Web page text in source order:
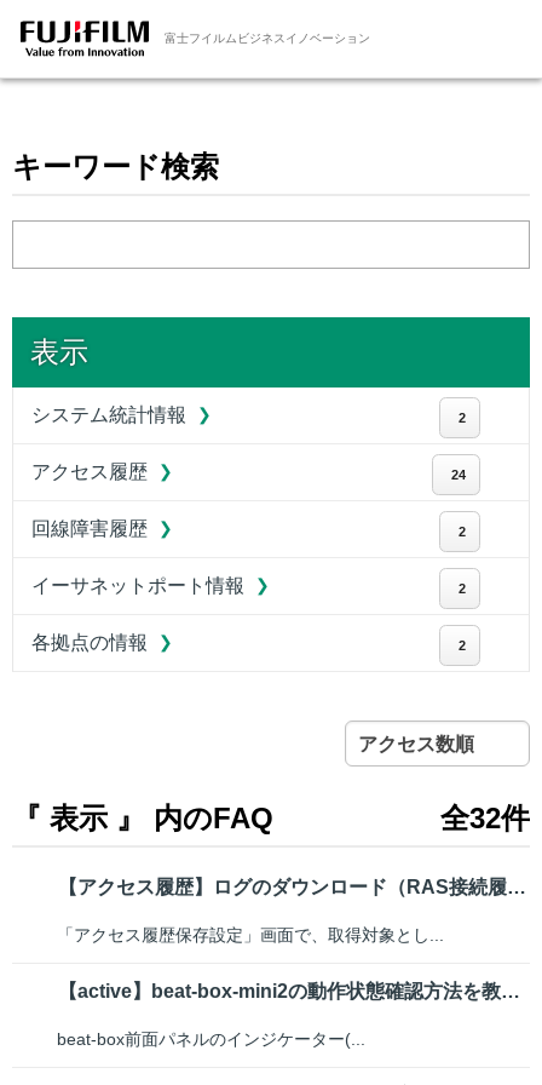
富士フイルムビジネスイノベーション
キーワード検索
表示
システム統計情報 2
アクセス履歴 24
回線障害履歴 2
イーサネットポート情報 2
各拠点の情報 2
アクセス数順
『 表示 』 内のFAQ 全32件
【アクセス履歴】ログのダウンロード（RAS接続履歴）
「アクセス履歴保存設定」画面で、取得対象とし...
【active】beat-box-mini2の動作状態確認方法を教えてください
beat-box前面パネルのインジケーター(...